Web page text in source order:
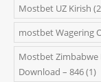
Mostbet UZ Kirish
‎mostbet Wagering
Mostbet Zimbabwe
Download – 846(1)